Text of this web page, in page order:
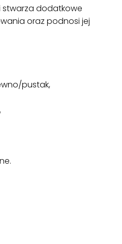
stwarza dodatkowe
oraz podnosi jej
pustak,